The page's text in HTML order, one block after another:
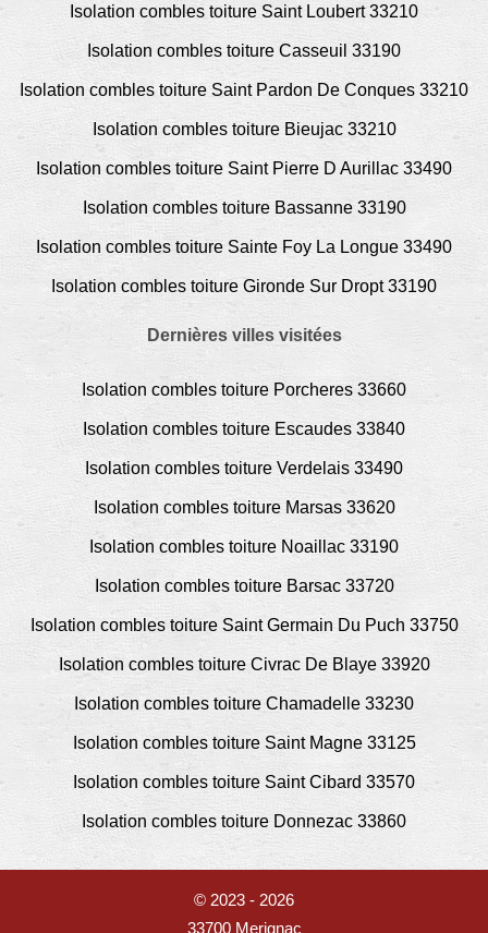
Isolation combles toiture Saint Loubert 33210
Isolation combles toiture Casseuil 33190
Isolation combles toiture Saint Pardon De Conques 33210
Isolation combles toiture Bieujac 33210
Isolation combles toiture Saint Pierre D Aurillac 33490
Isolation combles toiture Bassanne 33190
Isolation combles toiture Sainte Foy La Longue 33490
Isolation combles toiture Gironde Sur Dropt 33190
Dernières villes visitées
Isolation combles toiture Porcheres 33660
Isolation combles toiture Escaudes 33840
Isolation combles toiture Verdelais 33490
Isolation combles toiture Marsas 33620
Isolation combles toiture Noaillac 33190
Isolation combles toiture Barsac 33720
Isolation combles toiture Saint Germain Du Puch 33750
Isolation combles toiture Civrac De Blaye 33920
Isolation combles toiture Chamadelle 33230
Isolation combles toiture Saint Magne 33125
Isolation combles toiture Saint Cibard 33570
Isolation combles toiture Donnezac 33860
© 2023 - 2026
33700 Merignac